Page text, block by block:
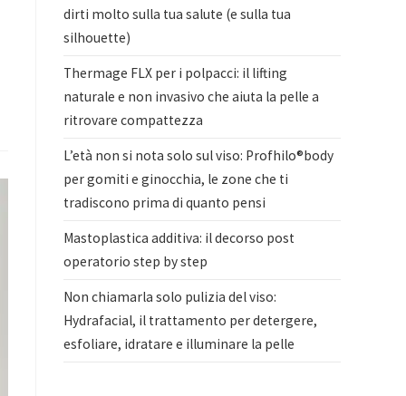
dirti molto sulla tua salute (e sulla tua
silhouette)
Thermage FLX per i polpacci: il lifting
naturale e non invasivo che aiuta la pelle a
ritrovare compattezza
L’età non si nota solo sul viso: Profhilo®body
per gomiti e ginocchia, le zone che ti
tradiscono prima di quanto pensi
Mastoplastica additiva: il decorso post
operatorio step by step
Non chiamarla solo pulizia del viso:
Hydrafacial, il trattamento per detergere,
esfoliare, idratare e illuminare la pelle